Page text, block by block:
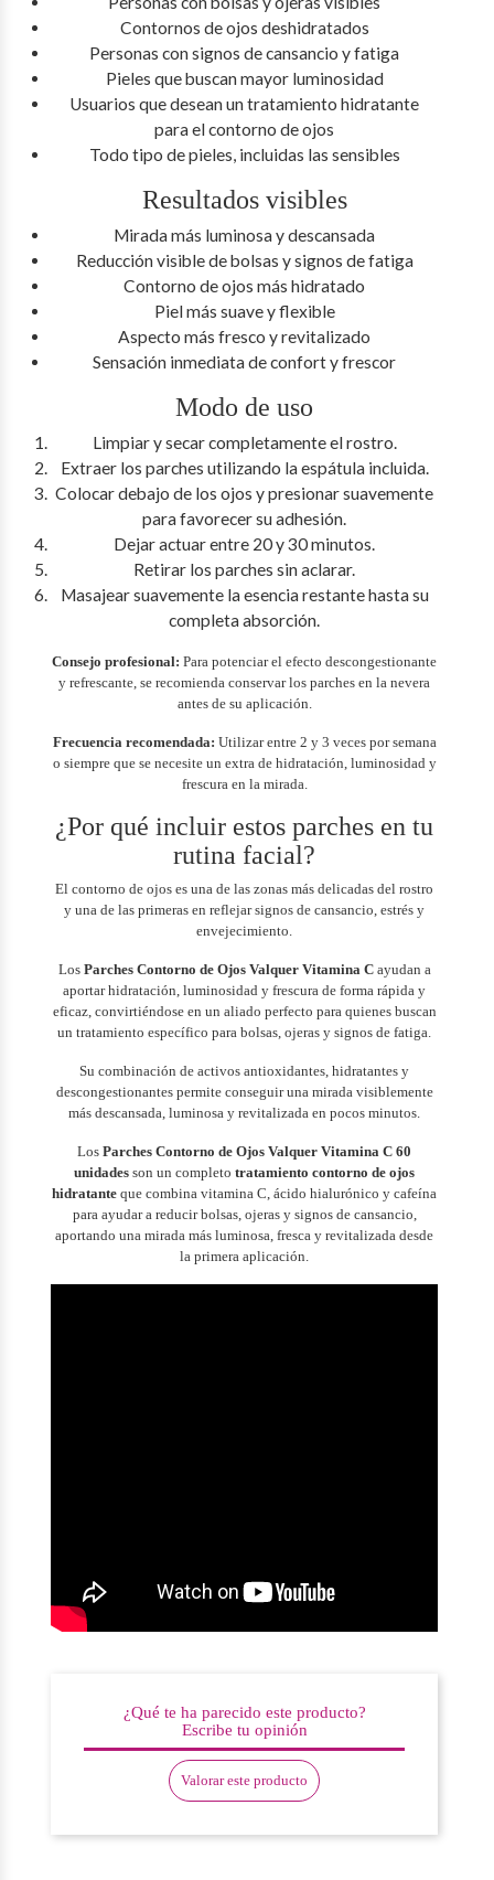
Contornos de ojos deshidratados
Personas con signos de cansancio y fatiga
Pieles que buscan mayor luminosidad
Usuarios que desean un tratamiento hidratante
para el contorno de ojos
Todo tipo de pieles, incluidas las sensibles
Resultados visibles
Mirada más luminosa y descansada
Reducción visible de bolsas y signos de fatiga
Contorno de ojos más hidratado
Piel más suave y flexible
Aspecto más fresco y revitalizado
Sensación inmediata de confort y frescor
Modo de uso
Limpiar y secar completamente el rostro.
Extraer los parches utilizando la espátula incluida.
Colocar debajo de los ojos y presionar suavemente
para favorecer su adhesión.
Dejar actuar entre 20 y 30 minutos.
Retirar los parches sin aclarar.
Masajear suavemente la esencia restante hasta su
completa absorción.
Consejo profesional: Para potenciar el efecto descongestionante
y refrescante, se recomienda conservar los parches en la nevera
antes de su aplicación.
Frecuencia recomendada: Utilizar entre 2 y 3 veces por semana
o siempre que se necesite un extra de hidratación, luminosidad y
frescura en la mirada.
¿Por qué incluir estos parches en tu
rutina facial?
El contorno de ojos es una de las zonas más delicadas del rostro
y una de las primeras en reflejar signos de cansancio, estrés y
envejecimiento.
Los Parches Contorno de Ojos Valquer Vitamina Cayudan a
aportar hidratación, luminosidad y frescura de forma rápida y
eficaz, convirtiéndose en un aliado perfecto para quienes buscan
un tratamiento específico para bolsas, ojeras y signos de fatiga.
Su combinación de activos antioxidantes, hidratantes y
descongestionantes permite conseguir una mirada visiblemente
más descansada, luminosa y revitalizada en pocos minutos.
LosParches Contorno de Ojos Valquer Vitamina C 60
unidades son un completotratamiento contorno de ojos
hidratante que combina vitamina C, ácido hialurónico y cafeína
para ayudar a reducir bolsas, ojeras y signos de cansancio,
aportando una mirada más luminosa, fresca y revitalizada desde
la primera aplicación.
¿Qué te ha parecido este producto?
Escribe tu opinión
Valorar este producto